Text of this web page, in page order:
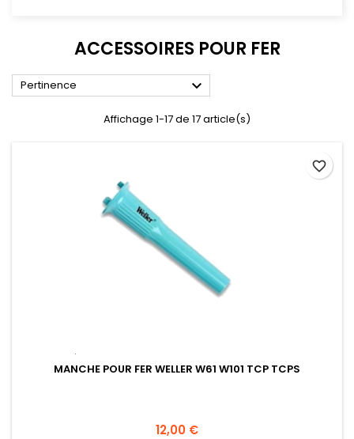
ACCESSOIRES POUR FER
Pertinence 
Affichage 1-17 de 17 article(s)
MANCHE POUR FER WELLER W61 W101 TCP TCPS
Prix
12,00 €
favorite_border